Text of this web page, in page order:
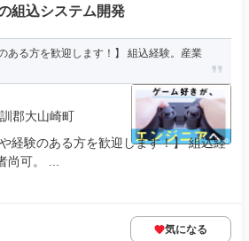
組込システム開発
ある方を歓迎します！】 組込経験。産業
郡大山崎町
経験のある方を歓迎します！】 組込経
尚可。 ...
気になる